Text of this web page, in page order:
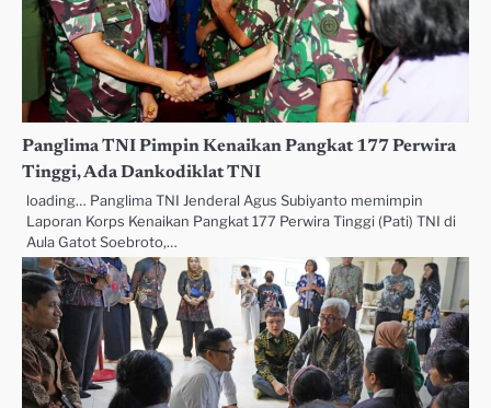
Panglima TNI Pimpin Kenaikan Pangkat 177 Perwira
Tinggi, Ada Dankodiklat TNI
loading… Panglima TNI Jenderal Agus Subiyanto memimpin
Laporan Korps Kenaikan Pangkat 177 Perwira Tinggi (Pati) TNI di
Aula Gatot Soebroto,…